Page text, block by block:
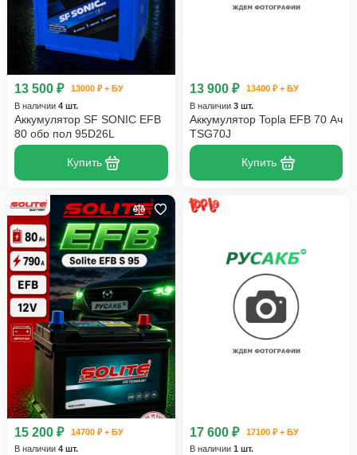
13 500 ₽
13000 ₽ + БУ
В наличии 4 шт.
Аккумулятор SF SONIC EFB
80 обр пол 95D26L
Купить
13 900 ₽
13400 ₽ + БУ
В наличии 3 шт.
Аккумулятор Topla EFB 70 Ач
TSG70J
Купить
15 200 ₽
14700 ₽ + БУ
В наличии 4 шт.
17 600 ₽
17100 ₽ + БУ
В наличии 1 шт.